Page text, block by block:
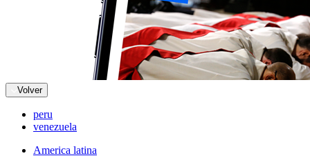
Volver
peru
venezuela
America latina